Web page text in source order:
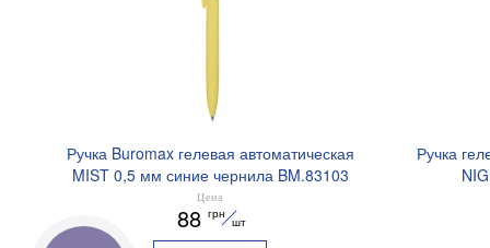
Ручка Buromax гелевая автоматическая
MIST 0,5 мм синие чернила BM.83103
Цена
88 грн
шт
Ручка